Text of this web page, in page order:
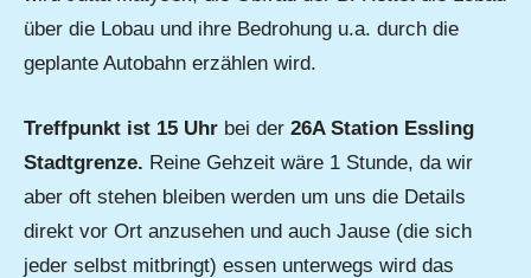
über die Lobau und ihre Bedrohung u.a. durch die
geplante Autobahn erzählen wird.
Treffpunkt ist 15 Uhr bei der 26A Station Essling
Stadtgrenze. Reine Gehzeit wäre 1 Stunde, da wir
aber oft stehen bleiben werden um uns die Details
direkt vor Ort anzusehen und auch Jause (die sich
jeder selbst mitbringt) essen unterwegs wird das